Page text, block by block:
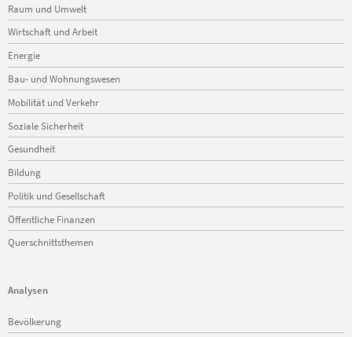
Raum und Umwelt
Wirtschaft und Arbeit
Energie
Bau- und Wohnungswesen
Mobilität und Verkehr
Soziale Sicherheit
Gesundheit
Bildung
Politik und Gesellschaft
Öffentliche Finanzen
Querschnittsthemen
Analysen
überspringen
Bevölkerung